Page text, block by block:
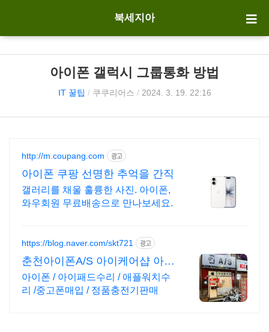
북세지아
아이폰 갤럭시 그룹통화 방법
IT 꿀팁 / 쿠쿠리어스 / 2024. 3. 19. 22:16
http://m.coupang.com 광고
아이폰 쿠팡 선명한 추억을 간직
갤러리를 채울 훌륭한 사진. 아이폰,
와우회원 무료배송으로 만나보세요.
https://blog.naver.com/skt721 광고
춘천아이폰A/S 아이케어샵 아이
패드,애플워치 수리센터
아이폰 / 아이패드수리 / 애플워치수
리 /중고폰매입 / 정품충전기판매